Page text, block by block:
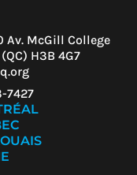
Av. McGill College
H3B 4G7
7427